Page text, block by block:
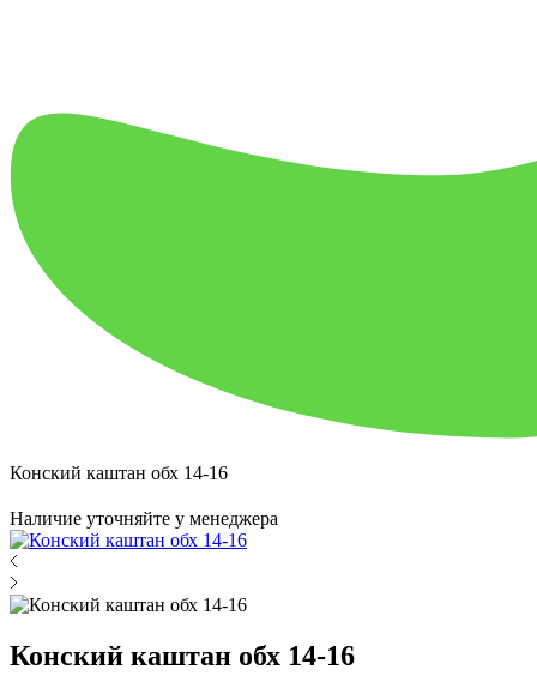
Конский каштан обх 14-16
Наличие уточняйте у менеджера
Конский каштан обх 14-16